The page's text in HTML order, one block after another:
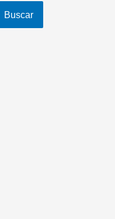
Buscar